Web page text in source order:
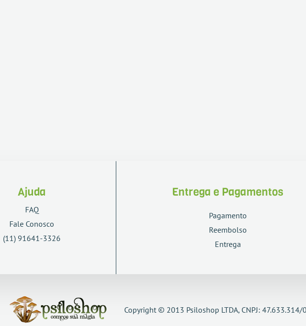
Ajuda
FAQ
Fale Conosco
(11) 91641-3326
Entrega e Pagamentos
Pagamento
Reembolso
Entrega
Copyright © 2013 Psiloshop LTDA, CNPJ: